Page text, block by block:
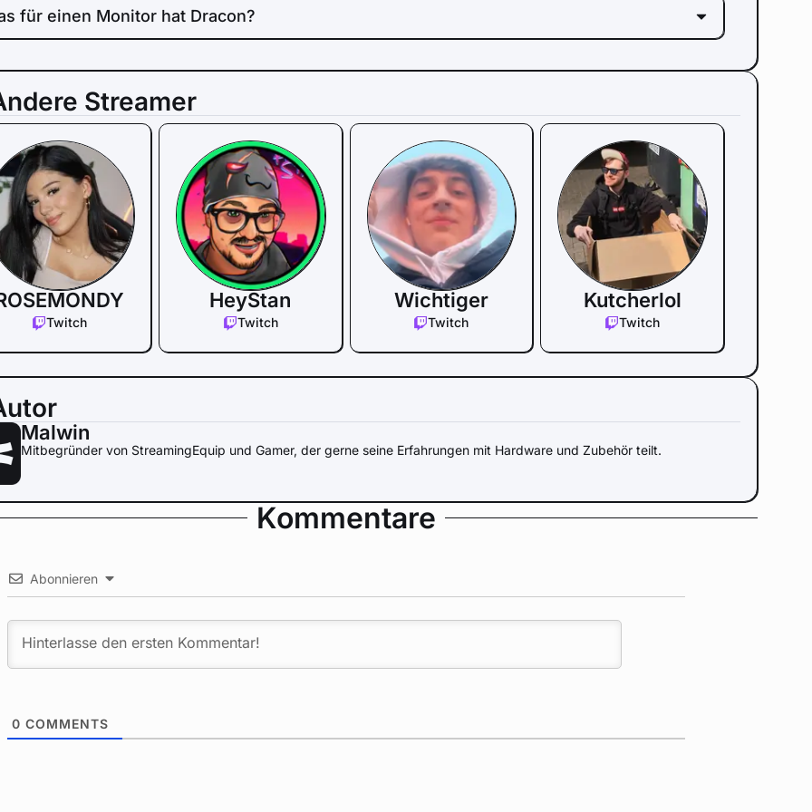
für einen Monitor hat Dracon?
Streamer
Twitch
HeyStan
Twitch
Wichtiger
Twitch
Kutcherlol
Twitch
Malwin
Mitbegründer von StreamingEquip und Gamer, der gerne seine Erfahrungen mit Hardware und Zubehör teilt.
Kommentare
Abonnieren
0 COMMENTS